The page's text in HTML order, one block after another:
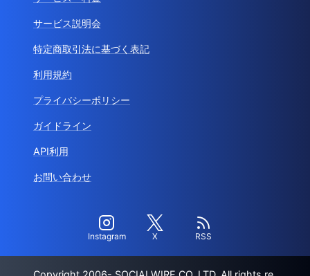
サービス説明会
特定商取引法に基づく表記
利用規約
プライバシーポリシー
ガイドライン
API利用
お問い合わせ
Instagram X RSS